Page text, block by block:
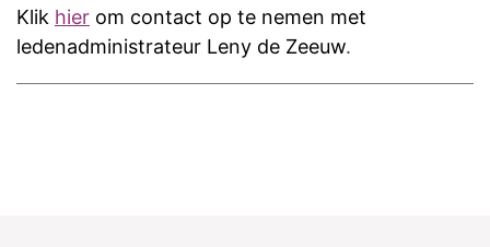
Klik hier om contact op te nemen met
ledenadministrateur Leny de Zeeuw.